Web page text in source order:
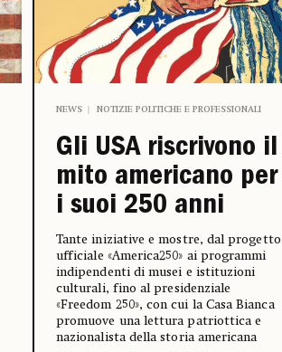
NEWS NOTIZIE POLITICHE E PROFESSIONALI
Gli USA riscrivono il
mito americano per
i suoi 250 anni
Tante iniziative e mostre, dal progetto
ufficiale «America250» ai programmi
indipendenti di musei e istituzioni
culturali, fino al presidenziale
«Freedom 250», con cui la Casa Bianca
promuove una lettura patriottica e
nazionalista della storia americana